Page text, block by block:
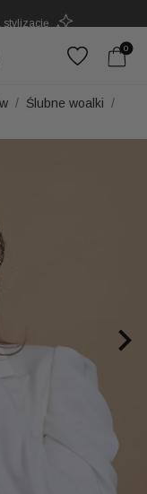
pracy ręcznej
dodatek
0
Ślubne woalki
